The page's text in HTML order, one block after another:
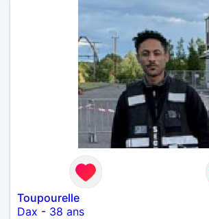
Toupourelle
Dax - 38 ans